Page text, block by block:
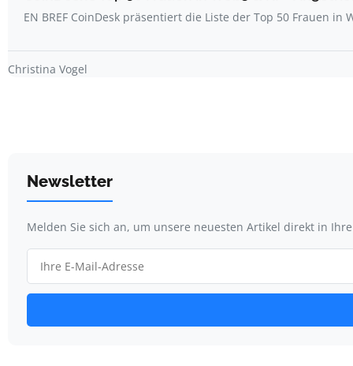
EN BREF CoinDesk präsentiert die Liste der Top 50 Frauen in
Christina Vogel
Newsletter
Melden Sie sich an, um unsere neuesten Artikel direkt in